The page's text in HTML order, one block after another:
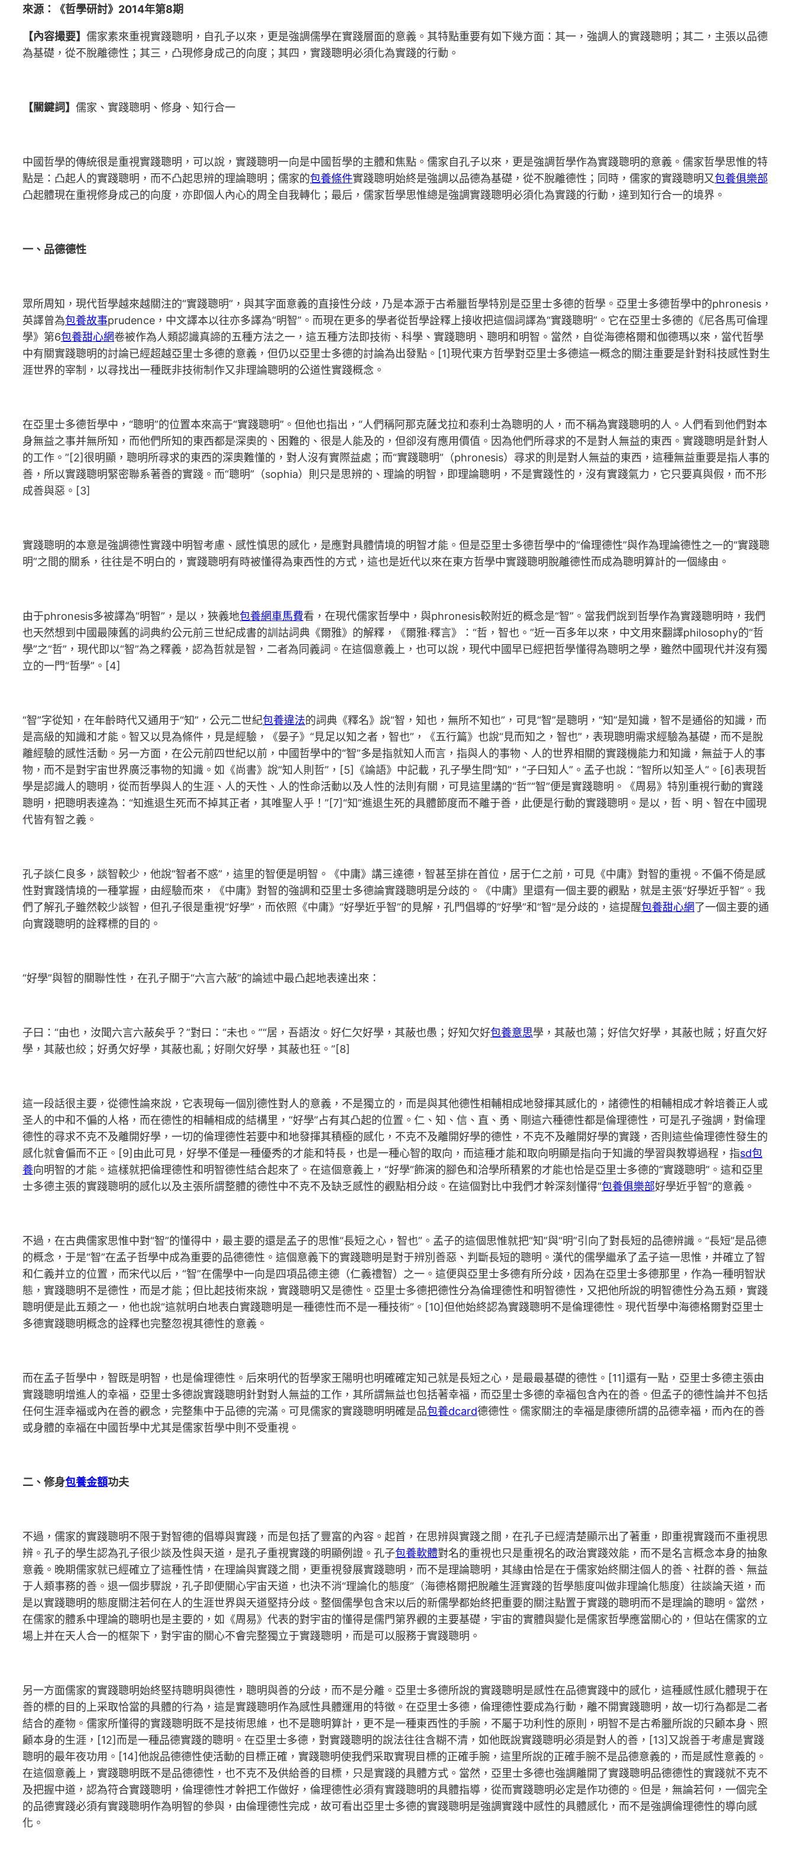
來源：《哲學研討》2014年第8期
【內容撮要】 儒家素來重視實踐聰明，自孔子以來，更是強調儒學在實踐層面的意義。其特點重要有如下幾方面：其一，強調人的實踐聰明；其二，主張以品德
為基礎，從不脫離德性；其三，凸現修身成己的向度；其四，實踐聰明必須化為實踐的行動。
【關鍵詞】 儒家、實踐聰明、修身、知行合一
中國哲學的傳統很是重視實踐聰明，可以說，實踐聰明一向是中國哲學的主體和焦點。儒家自孔子以來，更是強調哲學作為實踐聰明的意義。儒家哲學思惟的特
點是：凸起人的實踐聰明，而不凸起思辨的理論聰明；儒家的包養條件實踐聰明始終是強調以品德為基礎，從不脫離德性；同時，儒家的實踐聰明又包養俱樂部
凸起體現在重視修身成己的向度，亦即個人內心的周全自我轉化；最后，儒家哲學思惟總是強調實踐聰明必須化為實踐的行動，達到知行合一的境界。
一、品德德性
眾所周知，現代哲學越來越關注的“實踐聰明”，與其字面意義的直接性分歧，乃是本源于古希臘哲學特別是亞里士多德的哲學。亞里士多德哲學中的phronesis，
英譯曾為包養故事prudence，中文譯本以往亦多譯為“明智”。而現在更多的學者從哲學詮釋上接收把這個詞譯為“實踐聰明”。它在亞里士多德的《尼各馬可倫理
學》第6包養甜心網卷被作為人類認識真諦的五種方法之一，這五種方法即技術、科學、實踐聰明、聰明和明智。當然，自從海德格爾和伽德瑪以來，當代哲學
中有關實踐聰明的討論已經超越亞里士多德的意義，但仍以亞里士多德的討論為出發點。[1]現代東方哲學對亞里士多德這一概念的關注重要是針對科技感性對生
涯世界的宰制，以尋找出一種既非技術制作又非理論聰明的公道性實踐概念。
在亞里士多德哲學中，“聰明”的位置本來高于“實踐聰明”。但他也指出，“人們稱阿那克薩戈拉和泰利士為聰明的人，而不稱為實踐聰明的人。人們看到他們對本
身無益之事并無所知，而他們所知的東西都是深奧的、困難的、很是人能及的，但卻沒有應用價值。因為他們所尋求的不是對人無益的東西。實踐聰明是針對人
的工作。”[2]很明顯，聰明所尋求的東西的深奧難懂的，對人沒有實際益處；而“實踐聰明”（phronesis）尋求的則是對人無益的東西，這種無益重要是指人事的
善，所以實踐聰明緊密聯系著善的實踐。而“聰明”（sophia）則只是思辨的、理論的明智，即理論聰明，不是實踐性的，沒有實踐氣力，它只要真與假，而不形
成善與惡。[3]
實踐聰明的本意是強調德性實踐中明智考慮、感性慎思的感化，是應對具體情境的明智才能。但是亞里士多德哲學中的“倫理德性”與作為理論德性之一的“實踐聰
明”之間的關系，往往是不明白的，實踐聰明有時被懂得為東西性的方式，這也是近代以來在東方哲學中實踐聰明脫離德性而成為聰明算計的一個緣由。
由于phronesis多被譯為“明智”，是以，狹義地包養網車馬費看，在現代儒家哲學中，與phronesis較附近的概念是“智”。當我們說到哲學作為實踐聰明時，我們
也天然想到中國最陳舊的詞典約公元前三世紀成書的訓詁詞典《爾雅》的解釋，《爾雅·釋言》：“哲，智也。”近一百多年以來，中文用來翻譯philosophy的“哲
學”之“哲”，現代即以“智”為之釋義，認為哲就是智，二者為同義詞。在這個意義上，也可以說，現代中國早已經把哲學懂得為聰明之學，雖然中國現代并沒有獨
立的一門“哲學”。[4]
“智”字從知，在年齡時代又通用于“知”，公元二世紀包養違法的詞典《釋名》說“智，知也，無所不知也”，可見“智”是聰明，“知”是知識，智不是通俗的知識，而
是高級的知識和才能。智又以見為條件，見是經驗，《晏子》“見足以知之者，智也”，《五行篇》也說“見而知之，智也”，表現聰明需求經驗為基礎，而不是脫
離經驗的感性活動。另一方面，在公元前四世紀以前，中國哲學中的“智”多是指就知人而言，指與人的事物、人的世界相關的實踐機能力和知識，無益于人的事
物，而不是對宇宙世界廣泛事物的知識。如《尚書》說“知人則哲”，[5]《論語》中記載，孔子學生問“知”，“子曰知人”。孟子也說：“智所以知圣人”。[6]表現哲
學是認識人的聰明，從而哲學與人的生涯、人的天性、人的性命活動以及人性的法則有關，可見這里講的“哲”“智”便是實踐聰明。《周易》特別重視行動的實踐
聰明，把聰明表達為：“知進退生死而不掉其正者，其唯聖人乎！”[7]“知”進退生死的具體節度而不離于善，此便是行動的實踐聰明。是以，哲、明、智在中國現
代皆有智之義。
孔子談仁良多，談智較少，他說“智者不惑”，這里的智便是明智。《中庸》講三達德，智甚至排在首位，居于仁之前，可見《中庸》對智的重視。不偏不倚是感
性對實踐情境的一種掌握，由經驗而來，《中庸》對智的強調和亞里士多德論實踐聰明是分歧的。《中庸》里還有一個主要的觀點，就是主張“好學近乎智”。我
們了解孔子雖然較少談智，但孔子很是重視“好學”，而依照《中庸》“好學近乎智”的見解，孔門倡導的“好學”和“智”是分歧的，這提醒包養甜心網了一個主要的通
向實踐聰明的詮釋標的目的。
“好學”與智的關聯性性，在孔子關于“六言六蔽”的論述中最凸起地表達出來：
子曰：“由也，汝聞六言六蔽矣乎？”對曰：“未也。”“居，吾語汝。好仁欠好學，其蔽也愚；好知欠好包養意思學，其蔽也蕩；好信欠好學，其蔽也賊；好直欠好
學，其蔽也絞；好勇欠好學，其蔽也亂；好剛欠好學，其蔽也狂。”[8]
這一段話很主要，從德性論來說，它表現每一個別德性對人的意義，不是獨立的，而是與其他德性相輔相成地發揮其感化的，諸德性的相輔相成才幹培養正人或
圣人的中和不偏的人格，而在德性的相輔相成的結構里，“好學”占有其凸起的位置。仁、知、信、直、勇、剛這六種德性都是倫理德性，可是孔子強調，對倫理
德性的尋求不克不及離開好學，一切的倫理德性若要中和地發揮其積極的感化，不克不及離開好學的德性，不克不及離開好學的實踐，否則這些倫理德性發生的
感化就會偏而不正。[9]由此可見，好學不僅是一種優秀的才能和特長，也是一種心智的取向，而這種才能和取向明顯是指向于知識的學習與教導過程，指sd包
養向明智的才能。這樣就把倫理德性和明智德性結合起來了。在這個意義上，“好學”飾演的腳色和洽學所積累的才能也恰是亞里士多德的“實踐聰明”。這和亞里
士多德主張的實踐聰明的感化以及主張所謂整體的德性中不克不及缺乏感性的觀點相分歧。在這個對比中我們才幹深刻懂得“包養俱樂部好學近乎智”的意義。
不過，在古典儒家思惟中對“智”的懂得中，最主要的還是孟子的思惟“長短之心，智也”。孟子的這個思惟就把“知”與“明”引向了對長短的品德辨識。“長短”是品德
的概念，于是“智”在孟子哲學中成為重要的品德德性。這個意義下的實踐聰明是對于辨別善惡、判斷長短的聰明。漢代的儒學繼承了孟子這一思惟，并確立了智
和仁義并立的位置，而宋代以后，“智”在儒學中一向是四項品德主德（仁義禮智）之一。這便與亞里士多德有所分歧，因為在亞里士多德那里，作為一種明智狀
態，實踐聰明不是德性，而是才能；但比起技術來說，實踐聰明又是德性。亞里士多德把德性分為倫理德性和明智德性，又把他所說的明智德性分為五類，實踐
聰明便是此五類之一，他也說“這就明白地表白實踐聰明是一種德性而不是一種技術”。[10]但他始終認為實踐聰明不是倫理德性。現代哲學中海德格爾對亞里士
多德實踐聰明概念的詮釋也完整忽視其德性的意義。
而在孟子哲學中，智既是明智，也是倫理德性。后來明代的哲學家王陽明也明確確定知己就是長短之心，是最最基礎的德性。[11]還有一點，亞里士多德主張由
實踐聰明增進人的幸福，亞里士多德說實踐聰明針對對人無益的工作，其所謂無益也包括著幸福，而亞里士多德的幸福包含內在的善。但孟子的德性論并不包括
任何生涯幸福或內在善的觀念，完整集中于品德的完滿。可見儒家的實踐聰明明確是品包養dcard德德性。儒家關注的幸福是康德所謂的品德幸福，而內在的善
或身體的幸福在中國哲學中尤其是儒家哲學中則不受重視。
二、修身包養金額功夫
不過，儒家的實踐聰明不限于對智德的倡導與實踐，而是包括了豐富的內容。起首，在思辨與實踐之間，在孔子已經清楚顯示出了著重，即重視實踐而不重視思
辨。孔子的學生認為孔子很少談及性與天道，是孔子重視實踐的明顯例證。孔子包養軟體對名的重視也只是重視名的政治實踐效能，而不是名言概念本身的抽象
意義。晚期儒家就已經確立了這種性情，在理論與實踐之間，更重視發展實踐聰明，而不是理論聰明，其緣由恰是在于儒家始終關注個人的善、社群的善、無益
于人類事務的善。退一個步驟說，孔子即便關心宇宙天道，也決不消“理論化的態度”（海德格爾把脫離生涯實踐的哲學態度叫做非理論化態度）往談論天道，而
是以實踐聰明的態度關注若何在人的生涯世界與天道堅持分歧。整個儒學包含宋以后的新儒學都始終把重要的關注點置于實踐的聰明而不是理論的聰明。當然，
在儒家的體系中理論的聰明也是主要的，如《周易》代表的對宇宙的懂得是儒門第界觀的主要基礎，宇宙的實體與變化是儒家哲學應當關心的，但站在儒家的立
場上并在天人合一的框架下，對宇宙的關心不會完整獨立于實踐聰明，而是可以服務于實踐聰明。
另一方面儒家的實踐聰明始終堅持聰明與德性，聰明與善的分歧，而不是分離。亞里士多德所說的實踐聰明是感性在品德實踐中的感化，這種感性感化體現于在
善的標的目的上采取恰當的具體的行為，這是實踐聰明作為感性具體運用的特徵。在亞里士多德，倫理德性要成為行動，離不開實踐聰明，故一切行為都是二者
結合的產物。儒家所懂得的實踐聰明既不是技術思維，也不是聰明算計，更不是一種東西性的手腕，不屬于功利性的原則，明智不是古希臘所說的只顧本身、照
顧本身的生涯，[12]而是一種品德實踐的聰明。在亞里士多德，對實踐聰明的說法往往含糊不清，如他既說實踐聰明必須是對人的善，[13]又說善于考慮是實踐
聰明的最年夜功用。[14]他說品德德性使活動的目標正確，實踐聰明使我們采取實現目標的正確手腕，這里所說的正確手腕不是品德意義的，而是感性意義的。
在這個意義上，實踐聰明既不是品德德性，也不克不及供給善的目標，只是實踐的具體方式。當然，亞里士多德也強調離開了實踐聰明品德德性的實踐就不克不
及把握中道，認為符合實踐聰明，倫理德性才幹把工作做好，倫理德性必須有實踐聰明的具體指導，從而實踐聰明必定是作功德的。但是，無論若何，一個完全
的品德實踐必須有實踐聰明作為明智的參與，由倫理德性完成，故可看出亞里士多德的實踐聰明是強調實踐中感性的具體感化，而不是強調倫理德性的導向感
化。